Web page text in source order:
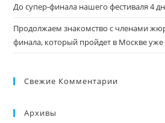
До супер-финала нашего фестиваля 4
Продолжаем знакомство с членами
финала, который пройдет в Москве уже
Свежие Комментарии
Архивы